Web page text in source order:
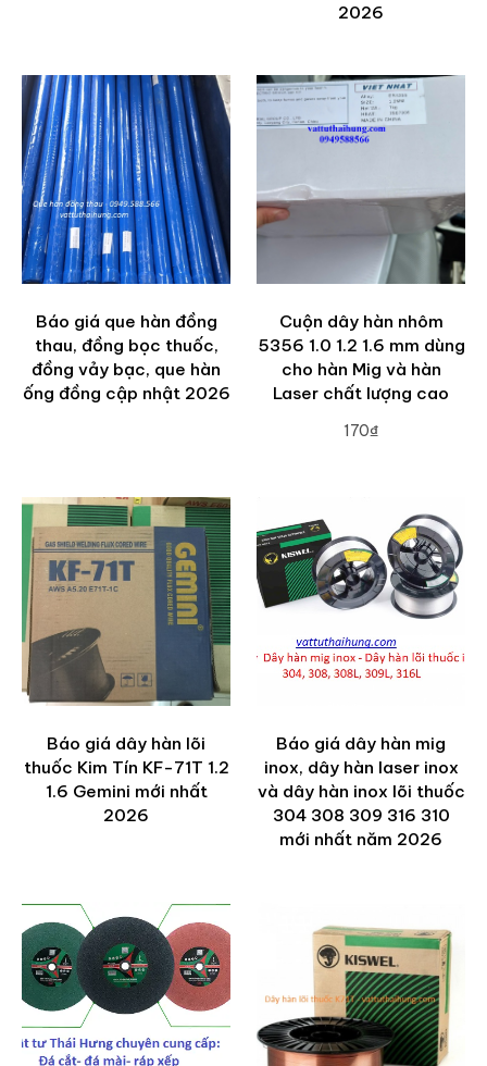
2026
Báo giá que hàn đồng
thau, đồng bọc thuốc,
đồng vảy bạc, que hàn
ống đồng cập nhật 2026
Cuộn dây hàn nhôm
5356 1.0 1.2 1.6 mm dùng
cho hàn Mig và hàn
Laser chất lượng cao
170₫
Báo giá dây hàn lõi
thuốc Kim Tín KF-71T 1.2
1.6 Gemini mới nhất
2026
Báo giá dây hàn mig
inox, dây hàn laser inox
và dây hàn inox lõi thuốc
304 308 309 316 310
mới nhất năm 2026